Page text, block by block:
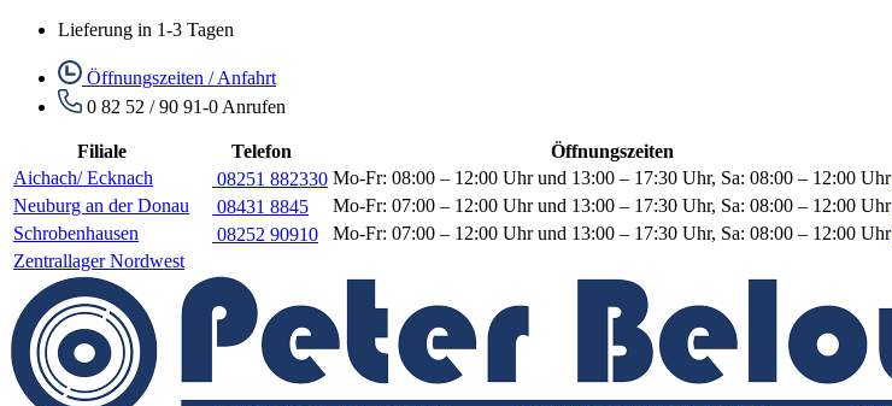
Lieferung in 1-3 Tagen
Öffnungszeiten / Anfahrt
0 82 52 / 90 91-0 Anrufen
Filiale Telefon Öffnungszeiten
Aichach/ Ecknach
08251 882330 Mo-Fr: 08:00 – 12:00 Uhr und 13:00 – 17:30 Uhr, Sa: 08:00 – 12:00 Uhr
Neuburg an der Donau
08431 8845 Mo-Fr: 07:00 – 12:00 Uhr und 13:00 – 17:30 Uhr, Sa: 08:00 – 12:00 Uhr
Schrobenhausen
08252 90910 Mo-Fr: 07:00 – 12:00 Uhr und 13:00 – 17:30 Uhr, Sa: 08:00 – 12:00 Uhr
Zentrallager Nordwest